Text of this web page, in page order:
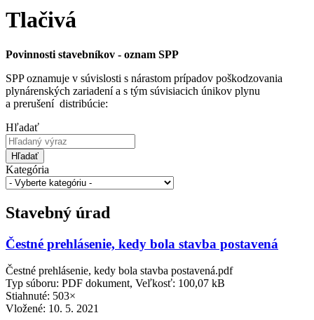
Tlačivá
Povinnosti stavebníkov - oznam SPP
SPP oznamuje v súvislosti s nárastom prípadov poškodzovania
plynárenských zariadení a s tým súvisiacich únikov plynu
a prerušení distribúcie:
Hľadať
Hľadať
Kategória
Stavebný úrad
Čestné prehlásenie, kedy bola stavba postavená
Čestné prehlásenie, kedy bola stavba postavená.pdf
Typ súboru: PDF dokument, Veľkosť: 100,07 kB
Stiahnuté: 503×
Vložené: 10. 5. 2021